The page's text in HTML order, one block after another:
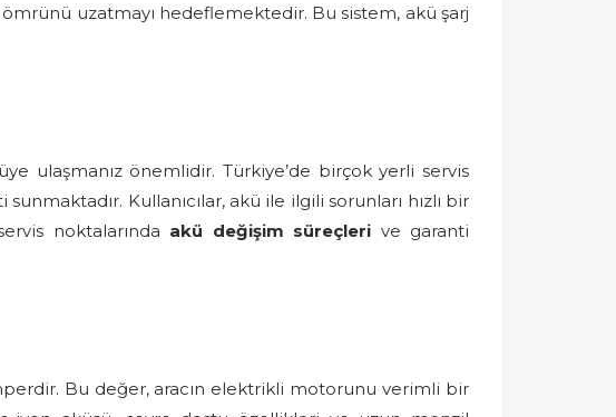
uzatmayı hedeflemektedir. Bu sistem, akü şarj
ulaşmanız önemlidir. Türkiye’de birçok yerli servis
Kullanıcılar, akü ile ilgili sorunları hızlı bir
noktalarında akü değişim süreçleri ve garanti
Bu değer, aracın elektrikli motorunu verimli bir